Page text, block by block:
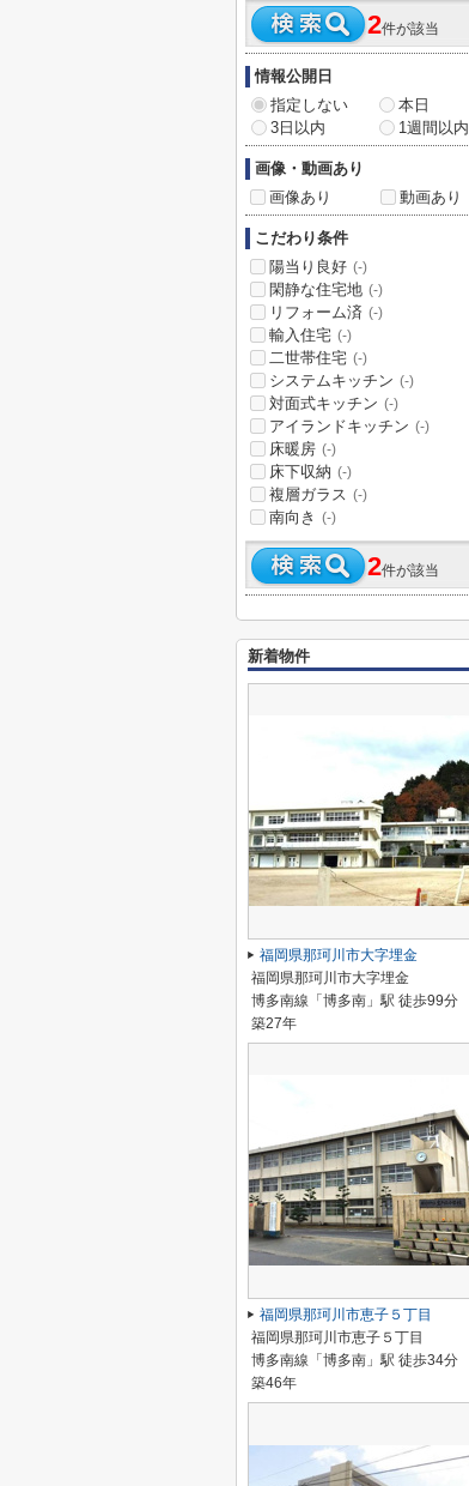
2件が該当
情報公開日
指定しない
本日
3日以内
1週間以内
画像・動画あり
画像あり
動画あり
こだわり条件
陽当り良好 (-)
閑静な住宅地 (-)
リフォーム済 (-)
輸入住宅 (-)
二世帯住宅 (-)
システムキッチン (-)
対面式キッチン (-)
アイランドキッチン (-)
床暖房 (-)
床下収納 (-)
複層ガラス (-)
南向き (-)
2件が該当
新着物件
福岡県那珂川市大字埋金
福岡県那珂川市大字埋金
博多南線「博多南」駅 徒歩99分
築27年
福岡県那珂川市恵子５丁目
福岡県那珂川市恵子５丁目
博多南線「博多南」駅 徒歩34分
築46年